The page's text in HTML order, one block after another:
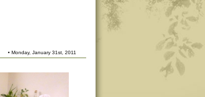
• Monday, January 31st, 2011